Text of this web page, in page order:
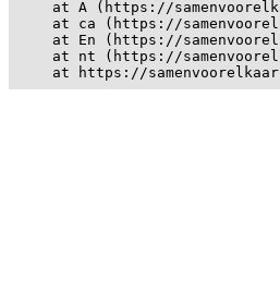
at A (https://
at ca (https://
at En (https://
at nt (https://
at https://